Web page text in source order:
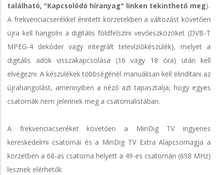
található, "Kapcsolódó híranyag" linken tekinthető meg).
A frekvenciacserékkel érintett körzetekben a változást követően
újra kell hangolni a digitális földfelszíni vevőeszközöket (DVB-T
MPEG-4 dekóder vagy integrált televíziókészülék), melyet a
digitális adók visszakapcsolása (16 vagy 18 óra) után kell
elvégezni. A készülékek többségénél manuálisan kell elindítani az
újrahangolást, amennyiben a néző azt tapasztalja, hogy egyes
csatornák nem jelennek meg a csatornalistában.
A frekvenciacseréket követően a MinDig TV ingyenes
kereskedelmi csatornái és a MinDig TV Extra Alapcsomagja a
körzetben a 68-as csatorna helyett a 49-es csatornán (698 MHz)
lesznek elérhetők.